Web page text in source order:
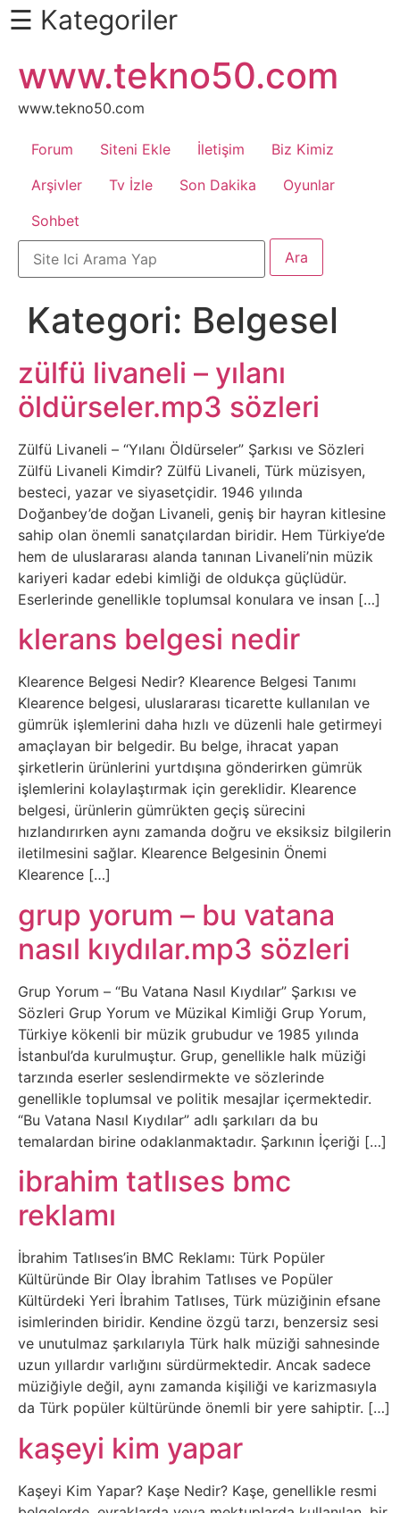
Daha
Fazlası
İçin
Kaydır
Android
Apk
Arabalar
Bankacılık
İşlemleri
Belgesel
Bilgi
Bilgisayar
Bilim
Bitcoin
Bitkiler
Çizgi
Film
Diğer
Sosyal
Medyalar
Din
Dokümanlar
Domain
Download
E-
Devlet
Eğitim
Elektronik
Cihazlar
Facebook
Felsefe
Finans
Genel
Gezi
☰ Kategoriler
atla
www.tekno50.com
www.tekno50.com
Forum Siteni Ekle İletişim
Biz Kimiz
Arşivler
Tv İzle Son Dakika
Oyunlar
Sohbet
Kategori: Belgesel
zülfü livaneli – yılanı
öldürseler.mp3 sözleri
Zülfü Livaneli – “Yılanı Öldürseler” Şarkısı ve Sözleri
Zülfü Livaneli Kimdir? Zülfü Livaneli, Türk müzisyen,
besteci, yazar ve siyasetçidir. 1946 yılında
Doğanbey’de doğan Livaneli, geniş bir hayran kitlesine
sahip olan önemli sanatçılardan biridir. Hem Türkiye’de
hem de uluslararası alanda tanınan Livaneli’nin müzik
kariyeri kadar edebi kimliği de oldukça güçlüdür.
Eserlerinde genellikle toplumsal konulara ve insan […]
klerans belgesi nedir
Klearence Belgesi Nedir? Klearence Belgesi Tanımı
Klearence belgesi, uluslararası ticarette kullanılan ve
gümrük işlemlerini daha hızlı ve düzenli hale getirmeyi
amaçlayan bir belgedir. Bu belge, ihracat yapan
şirketlerin ürünlerini yurtdışına gönderirken gümrük
işlemlerini kolaylaştırmak için gereklidir. Klearence
belgesi, ürünlerin gümrükten geçiş sürecini
hızlandırırken aynı zamanda doğru ve eksiksiz bilgilerin
iletilmesini sağlar. Klearence Belgesinin Önemi
Klearence […]
grup yorum – bu vatana
nasıl kıydılar.mp3 sözleri
Grup Yorum – “Bu Vatana Nasıl Kıydılar” Şarkısı ve
Sözleri Grup Yorum ve Müzikal Kimliği Grup Yorum,
Türkiye kökenli bir müzik grubudur ve 1985 yılında
İstanbul’da kurulmuştur. Grup, genellikle halk müziği
tarzında eserler seslendirmekte ve sözlerinde
genellikle toplumsal ve politik mesajlar içermektedir.
“Bu Vatana Nasıl Kıydılar” adlı şarkıları da bu
temalardan birine odaklanmaktadır. Şarkının İçeriği […]
ibrahim tatlıses bmc
reklamı
İbrahim Tatlıses’in BMC Reklamı: Türk Popüler
Kültüründe Bir Olay İbrahim Tatlıses ve Popüler
Kültürdeki Yeri İbrahim Tatlıses, Türk müziğinin efsane
isimlerinden biridir. Kendine özgü tarzı, benzersiz sesi
ve unutulmaz şarkılarıyla Türk halk müziği sahnesinde
uzun yıllardır varlığını sürdürmektedir. Ancak sadece
müziğiyle değil, aynı zamanda kişiliği ve karizmasıyla
da Türk popüler kültüründe önemli bir yere sahiptir. […]
kaşeyi kim yapar
Kaşeyi Kim Yapar? Kaşe Nedir? Kaşe, genellikle resmi